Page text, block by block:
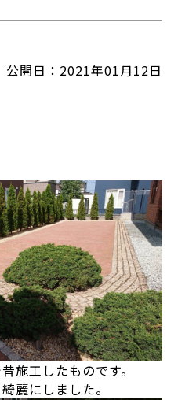
公開日：2021年01月12日
施工したものです。
麗にしました。